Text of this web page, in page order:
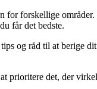
forskellige områder.
får det bedste.
og råd til at berige
prioritere det, der